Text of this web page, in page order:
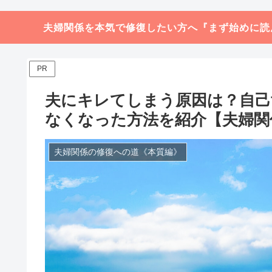
夫婦関係を本気で修復したい方へ『まず始めに
PR
夫にキレてしまう原因は？自
なくなった方法を紹介【夫婦
夫婦関係の修復への道《本質編》